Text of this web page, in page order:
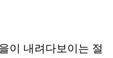
이 내려다보이는 절